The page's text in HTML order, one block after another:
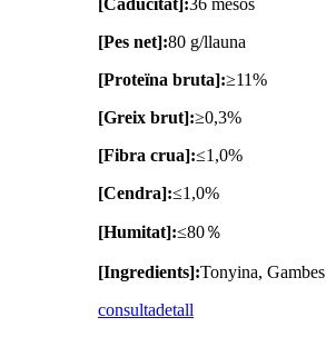
[Pes net]:80 g/llauna
[Proteïna bruta]:≥11%
[Greix brut]:≥0,3%
[Fibra crua]:≤1,0%
[Cendra]:≤1,0%
[Humitat]:≤80％
[Ingredients]:Tonyina, Gambes
consultadetall